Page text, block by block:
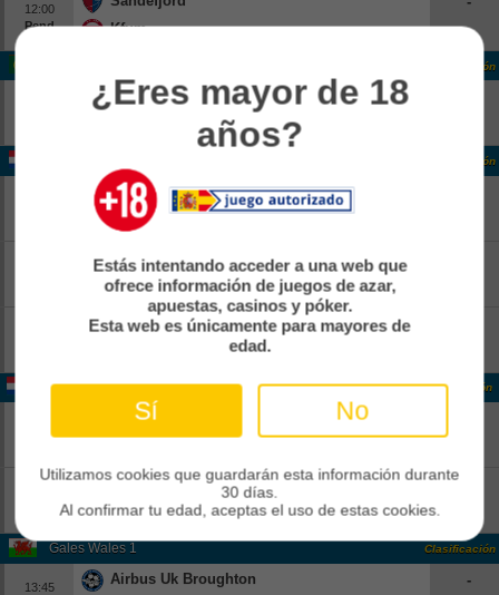
12:00
Pend
Kfum
Clasificación
Estoril
Clasificación
FC Dordrecht
Jong Ajax
FC Emmen
Roda Jc Kerkrade
Top Oss
Holanda Eerste Divisie Clasificación
Pend
Vvv-venlo
Vitesse
Rkc Waalwijk
Gales Wales 1 Clasificación
13:45
Airbus Uk Broughton
-
¿Eres mayor de 18
años?
Estás intentando acceder a una web que
ofrece información de juegos de azar,
apuestas, casinos y póker.
Esta web es únicamente para mayores de
edad.
Sí No
Utilizamos cookies que guardarán esta información durante
30 días.
Al confirmar tu edad, aceptas el uso de estas cookies.